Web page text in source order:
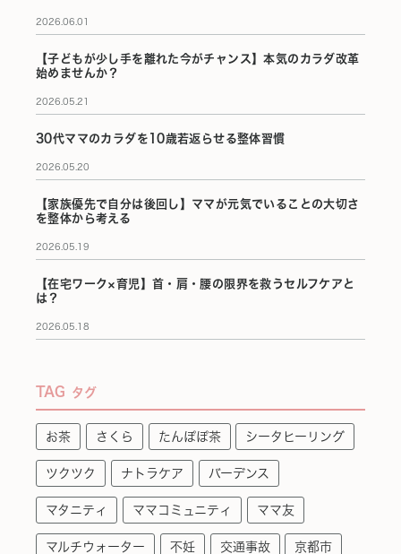
2026.06.01
【子どもが少し手を離れた今がチャンス】本気のカラダ改革
始めませんか？
2026.05.21
30代ママのカラダを10歳若返らせる整体習慣
2026.05.20
【家族優先で自分は後回し】ママが元気でいることの大切さ
を整体から考える
2026.05.19
【在宅ワーク×育児】首・肩・腰の限界を救うセルフケアと
は？
2026.05.18
TAG タグ
お茶 さくら たんぽぽ茶 シータヒーリング
ツクツク ナトラケア バーデンス
マタニティ ママコミュニティ ママ友
マルチウォーター 不妊 交通事故 京都市